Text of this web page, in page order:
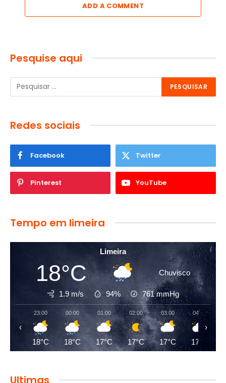
ADD A COMMENT
Pesquise aqui
Redes sociais
Facebook Twitter
Pinterest YouTube
Tempo em limeira
Limeira
18°C Chuvisco
1.9 m/s 94% 761mmHg
23:00
18°C
00:00
18°C
01:00
17°C
02:00
17°C
03:00
17°C
04:00
17°C
‹ ›
Ultimas